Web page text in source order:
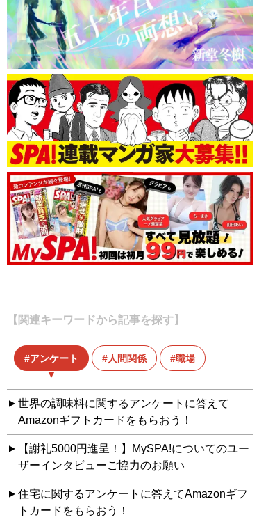
【関連キーワードから記事を探す】
アンケート 人間関係 職場
世界の調味料に関するアンケートに答えて
Amazonギフトカードをもらおう！
【謝礼5000円進呈！】MySPA!についてのユー
ザーインタビューご協力のお願い
住宅に関するアンケートに答えてAmazonギフ
トカードをもらおう！